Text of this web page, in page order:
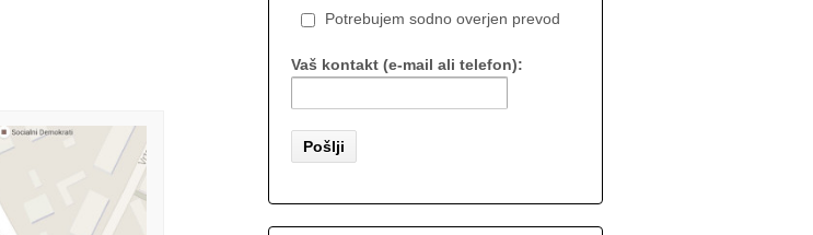
Potrebujem sodno overjen prevod
Vaš kontakt (e-mail ali telefon):